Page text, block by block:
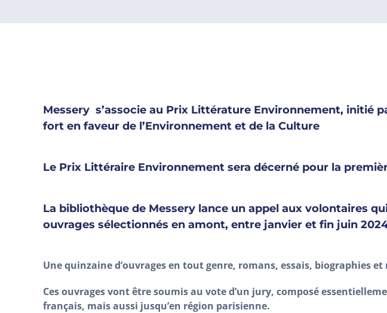
Messery s’associe au Prix Littérature Environnement, initié
fort en faveur de l’Environnement et de la Culture
Le Prix Littéraire Environnement sera décerné pour la
La bibliothèque de Messery lance un appel aux volontaires
ouvrages sélectionnés en amont, entre janvier et fin juin
Une quinzaine d’ouvrages en tout genre, romans, essais, biographies
Ces ouvrages vont être soumis au vote d’un jury, composé
français, mais aussi jusqu’en région parisienne.